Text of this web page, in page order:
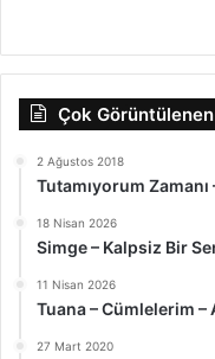
Çok
2 Ağustos 2018
Tutamıyorum
18 Nisan 2026
Simge – Kalpsiz Bir
11 Nisan 2026
Tuana – Cümlelerim –
27 Mart 2020